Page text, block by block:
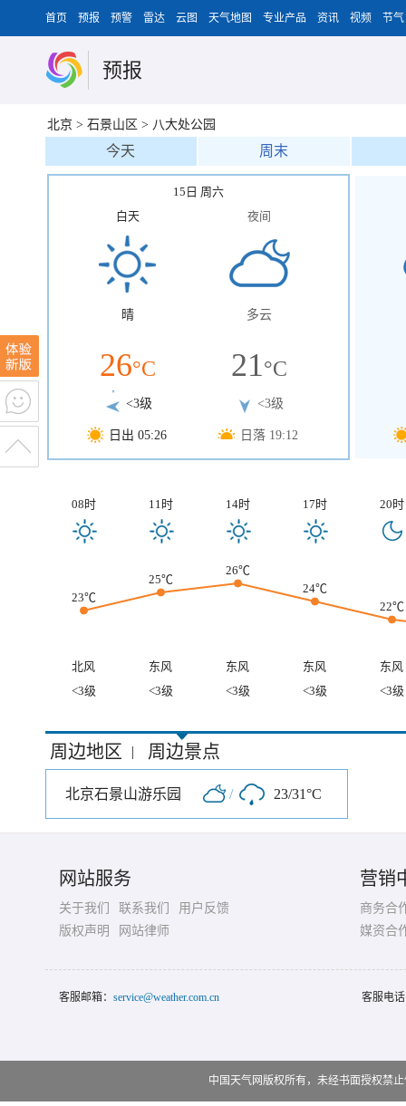
首页 预报 预警 雷达 云图 天气地图 专业产品 资讯 视频 节气
预报
北京 > 石景山区 > 八大处公园
今天 周末
15日 周六
白天
晴
26°C
<3级
日出 05:26
夜间
多云
21°C
<3级
日落 19:12
08时 11时 14时 17时 20时
23℃
25℃
26℃
24℃
22℃
北风 东风 东风 东风
东风
<3级
<3级 <3级 <3级 <3级
周边地区 | 周边景点
北京石景山游乐园 / 23/31°C
网站服务
关于我们 联系我们
用户反馈
版权声明
网站律师
营销
商务合
媒资合
客服邮箱： service@weather.com.cn 客服电
中国天气网版权所有，未经书面授权